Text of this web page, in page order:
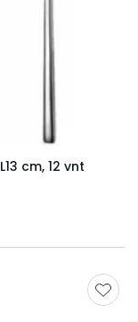
Šaukštelis MONTREAUX, arbatai, 18/10, L13 cm, 12 vnt